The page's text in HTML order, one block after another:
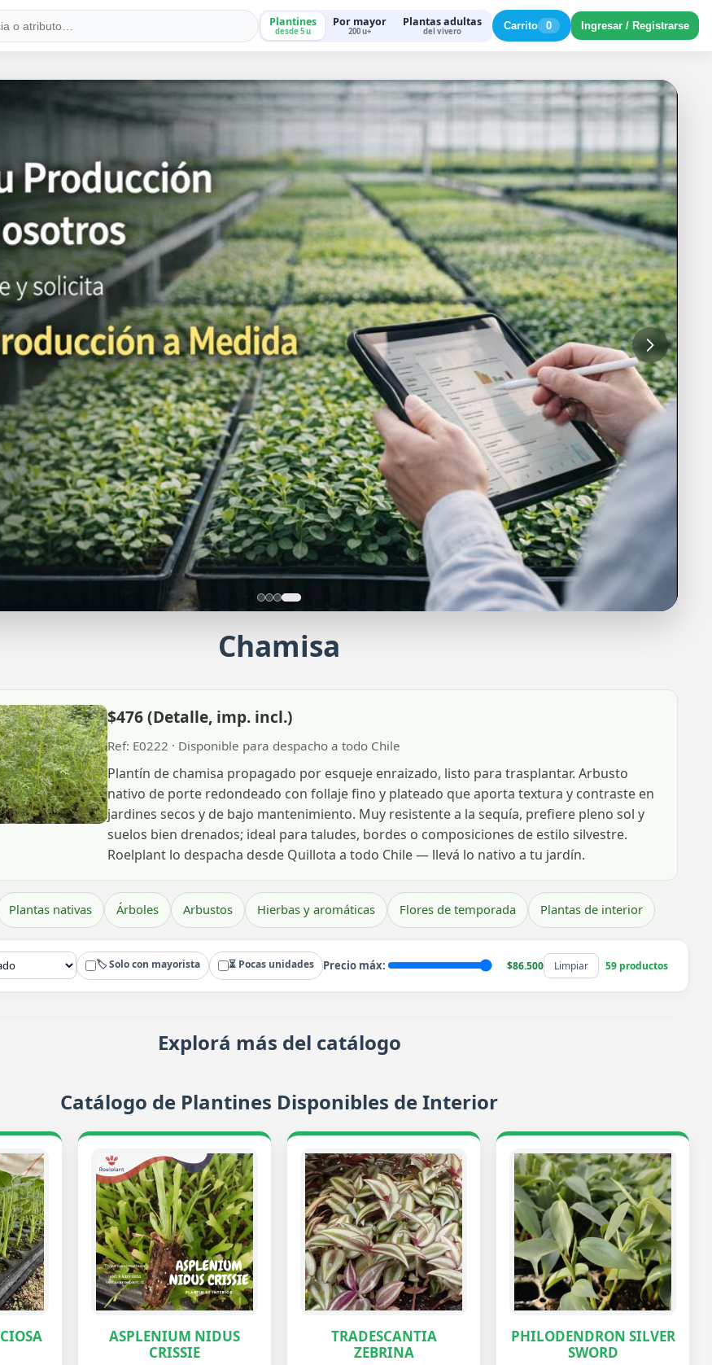
Plantines
desde 5 u
Por mayor
200 u+
Plantas adultas
del vivero Carrito 0 Ingresar / Registrarse
Haz tu producción con nosotros
Regístrate y solicita una producción a medida
Chamisa
$476 (Detalle, imp. incl.)
Ref: E0222 · Disponible para despacho a todo Chile
Plantín de chamisa propagado por esqueje enraizado, listo para trasplantar. Arbusto
nativo de porte redondeado con follaje fino y plateado que aporta textura y contraste en
jardines secos y de bajo mantenimiento. Muy resistente a la sequía, prefiere pleno sol y
suelos bien drenados; ideal para taludes, bordes o composiciones de estilo silvestre.
Roelplant lo despacha desde Quillota a todo Chile — llevá lo nativo a tu jardín.
Plantas nativas Árboles Arbustos Hierbas y aromáticas Flores de temporada Plantas de interior
🏷️ Solo con mayorista ⏳ Pocas unidades Precio máx: $86.500 Limpiar 59 productos
Explorá más del catálogo
Catálogo de Plantines Disponibles de Interior
ASPLENIUM NIDUS
CRISSIE
TRADESCANTIA
ZEBRINA
PHILODENDRON SILVER
SWORD